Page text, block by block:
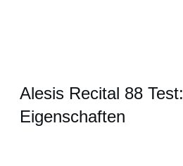
Alesis Recital 88
Eigenschaften